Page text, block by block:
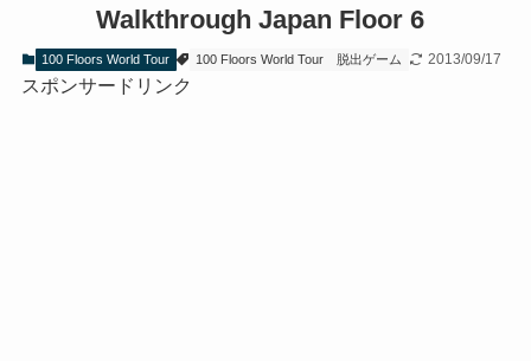
Walkthrough Japan Floor 6
100 Floors World Tour 100 Floors World Tour 脱出ゲーム 2013/09/17
スポンサードリンク